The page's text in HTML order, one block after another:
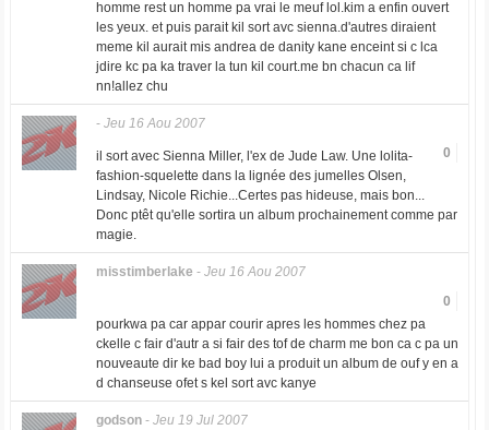
homme rest un homme pa vrai le meuf lol.kim a enfin ouvert
les yeux. et puis parait kil sort avc sienna.d'autres diraient
meme kil aurait mis andrea de danity kane enceint si c lca
jdire kc pa ka traver la tun kil court.me bn chacun ca lif
nn!allez chu
- Jeu 16 Aou 2007
0
il sort avec Sienna Miller, l'ex de Jude Law. Une lolita-
fashion-squelette dans la lignée des jumelles Olsen,
Lindsay, Nicole Richie...Certes pas hideuse, mais bon...
Donc ptêt qu'elle sortira un album prochainement comme par
magie.
misstimberlake - Jeu 16 Aou 2007
0
pourkwa pa car appar courir apres les hommes chez pa
ckelle c fair d'autr a si fair des tof de charm me bon ca c pa un
nouveaute dir ke bad boy lui a produit un album de ouf y en a
d chanseuse ofet s kel sort avc kanye
godson- Jeu 19 Jul 2007